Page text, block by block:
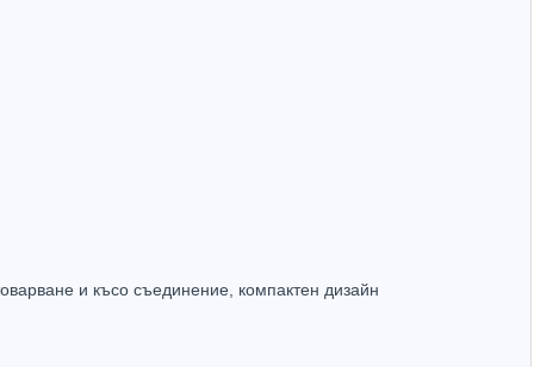
и късо съединение, компактен дизайн